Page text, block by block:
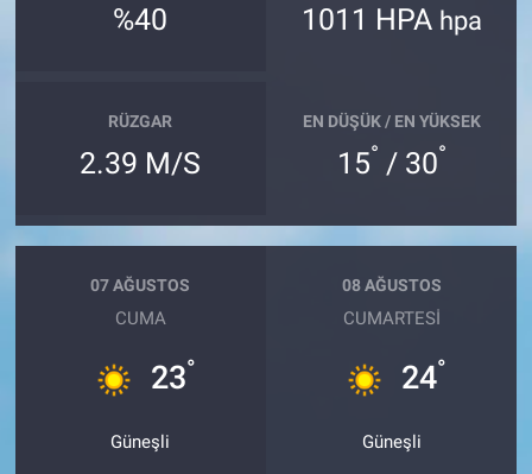
%40 1011 HPA hpa
RÜZGAR
2.39 M/S
EN DÜŞÜK / EN YÜKSEK
15° / 30°
07 AĞUSTOS
CUMA
23°
Güneşli
08 AĞUSTOS
CUMARTESI
24°
Güneşli